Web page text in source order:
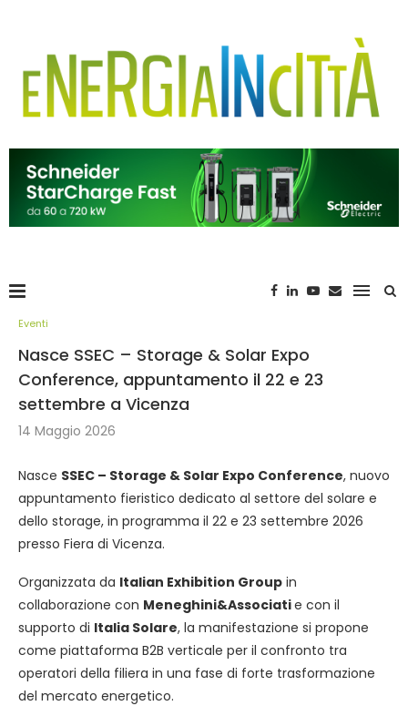
Eventi
Nasce SSEC – Storage & Solar Expo
Conference, appuntamento il 22 e 23
settembre a Vicenza
14 Maggio 2026
Nasce SSEC – Storage & Solar Expo Conference, nuovo
appuntamento fieristico dedicato al settore del solare e
dello storage, in programma il 22 e 23 settembre 2026
presso Fiera di Vicenza.
Organizzata da Italian Exhibition Group in
collaborazione con Meneghini&Associatie con il
supporto di Italia Solare, la manifestazione si propone
come piattaforma B2B verticale per il confronto tra
operatori della filiera in una fase di forte trasformazione
del mercato energetico.